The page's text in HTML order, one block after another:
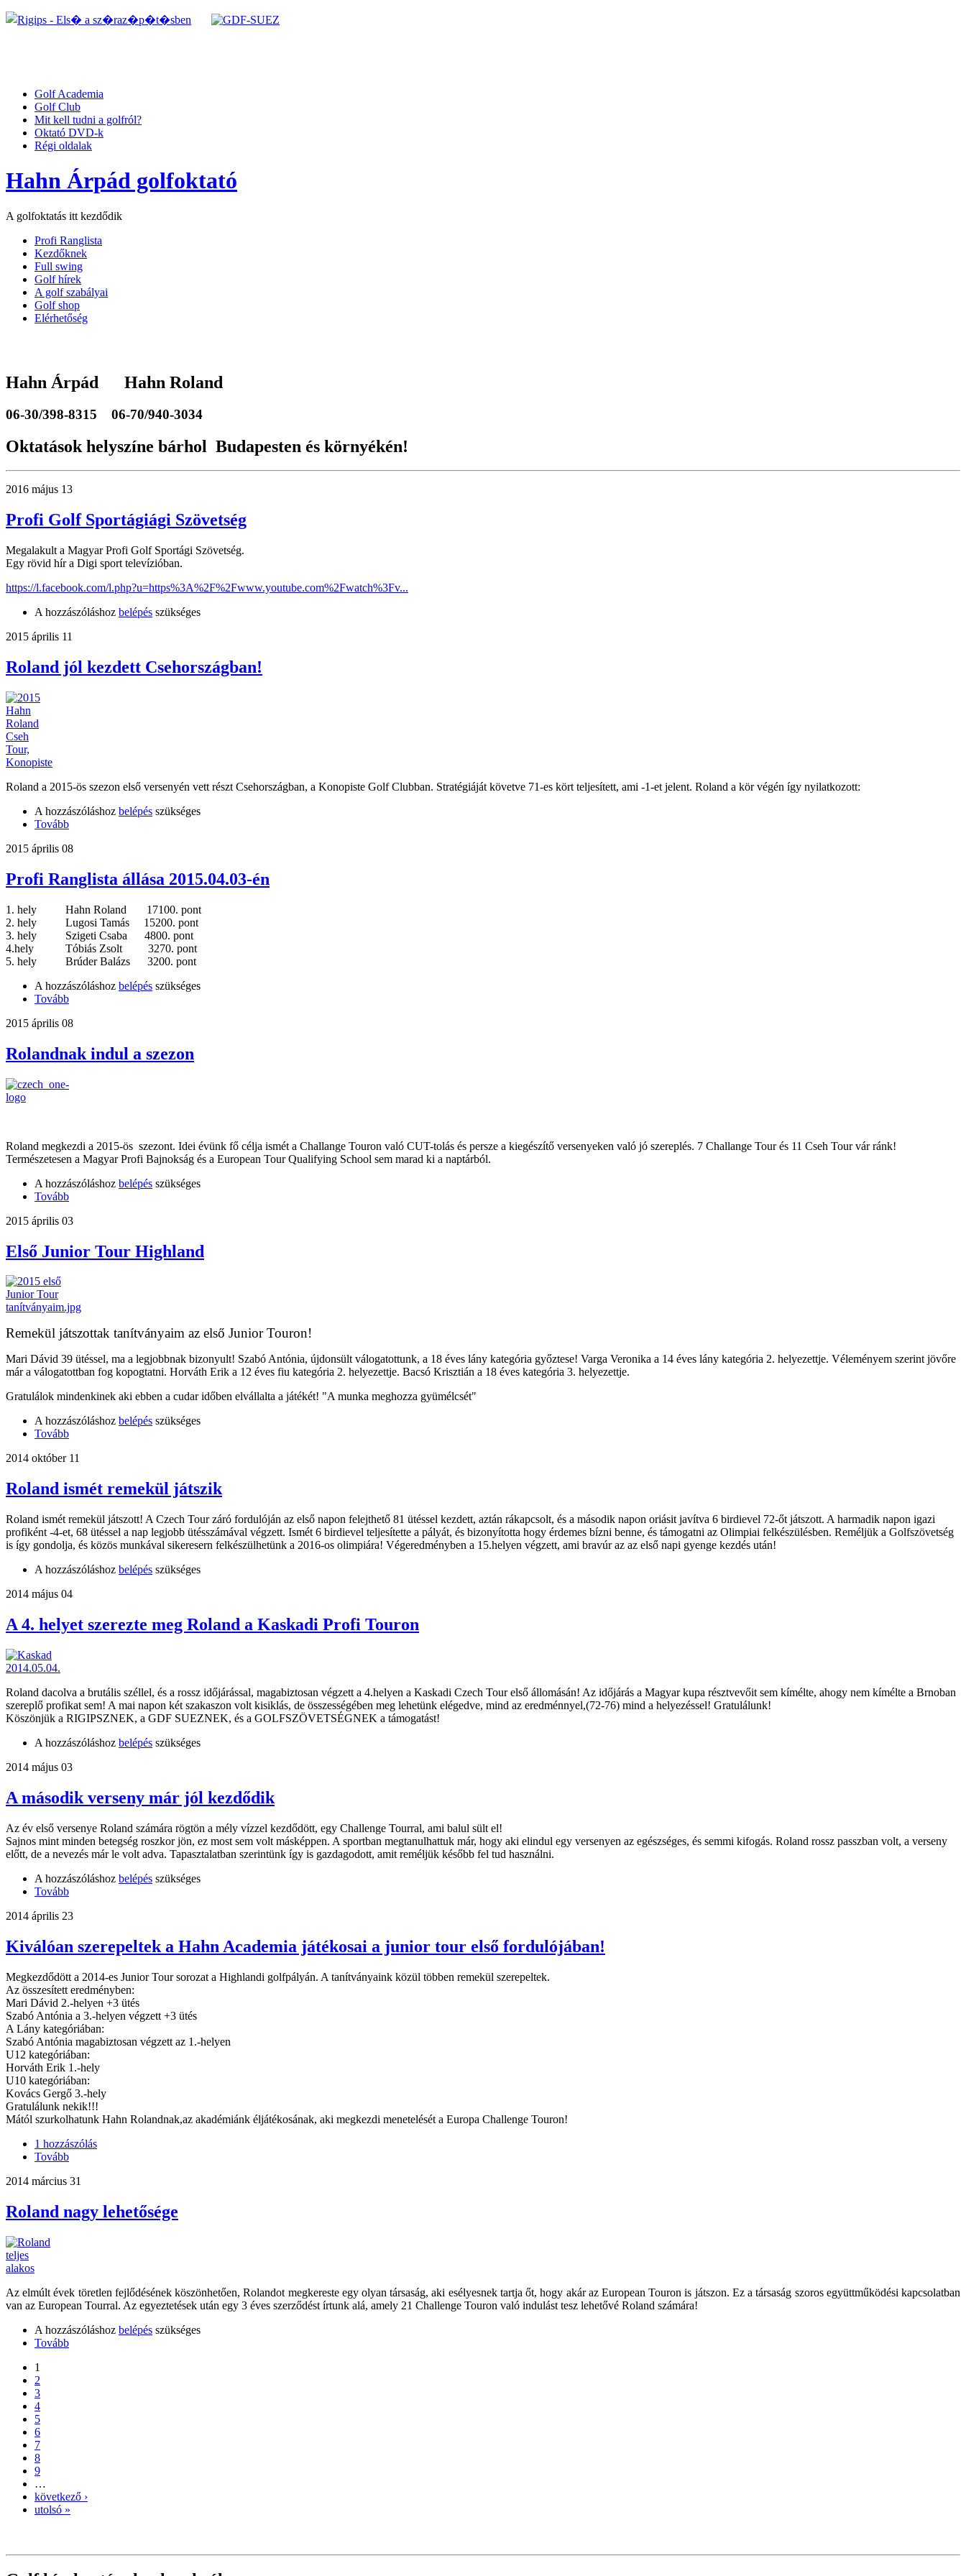
Golf Academia
Golf Club
Mit kell tudni a golfról?
Oktató DVD-k
Régi oldalak
Hahn Árpád golfoktató
A golfoktatás itt kezdődik
Profi Ranglista
Kezdőknek
Full swing
Golf hírek
A golf szabályai
Golf shop
Elérhetőség
Hahn Árpád Hahn Roland
06-30/398-8315 06-70/940-3034
Oktatások helyszíne bárhol Budapesten és környékén!
2016 május 13
Profi Golf Sportágiági Szövetség
Megalakult a Magyar Profi Golf Sportági Szövetség.
Egy rövid hír a Digi sport televízióban.
https://l.facebook.com/l.php?u=https%3A%2F%2Fwww.youtube.com%2Fwatch%3Fv...
A hozzászóláshoz belépés szükséges
2015 április 11
Roland jól kezdett Csehországban!
Roland a 2015-ös szezon első versenyén vett részt Csehországban, a Konopiste Golf Clubban. Stratégiáját követve 71-es kört teljesített, ami -1-et jelent. Roland a kör végén így nyilatkozott:
A hozzászóláshoz belépés szükséges
Tovább
2015 április 08
Profi Ranglista állása 2015.04.03-én
1. hely Hahn Roland 17100. pont
2. hely Lugosi Tamás 15200. pont
3. hely Szigeti Csaba 4800. pont
4.hely Tóbiás Zsolt 3270. pont
5. hely Brúder Balázs 3200. pont
A hozzászóláshoz belépés szükséges
Tovább
2015 április 08
Rolandnak indul a szezon
Roland megkezdi a 2015-ös szezont. Idei évünk fő célja ismét a Challange Touron való CUT-tolás és persze a kiegészítő versenyeken való jó szereplés. 7 Challange Tour és 11 Cseh Tour vár ránk!
Természetesen a Magyar Profi Bajnokság és a European Tour Qualifying School sem marad ki a naptárból.
A hozzászóláshoz belépés szükséges
Tovább
2015 április 03
Első Junior Tour Highland
Remekül játszottak tanítványaim az első Junior Touron!
Mari Dávid 39 ütéssel, ma a legjobbnak bizonyult! Szabó Antónia, újdonsült válogatottunk, a 18 éves lány kategória győztese! Varga Veronika a 14 éves lány kategória 2. helyezettje. Véleményem szerint jövőre
már a válogatottban fog kopogtatni. Horváth Erik a 12 éves fiu kategória 2. helyezettje. Bacsó Krisztián a 18 éves kategória 3. helyezettje.
Gratulálok mindenkinek aki ebben a cudar időben elvállalta a játékét! "A munka meghozza gyümélcsét"
A hozzászóláshoz belépés szükséges
Tovább
2014 október 11
Roland ismét remekül játszik
Roland ismét remekül játszott! A Czech Tour záró fordulóján az első napon felejthető 81 ütéssel kezdett, aztán rákapcsolt, és a második napon oriásit javítva 6 birdievel 72-őt játszott. A harmadik napon igazi
profiként -4-et, 68 ütéssel a nap legjobb ütésszámával végzett. Ismét 6 birdievel teljesítette a pályát, és bizonyította hogy érdemes bízni benne, és támogatni az Olimpiai felkészülésben. Reméljük a Golfszövetség
is így gondolja, és közös munkával sikeresern felkészülhetünk a 2016-os olimpiára! Végeredményben a 15.helyen végzett, ami bravúr az az első napi gyenge kezdés után!
A hozzászóláshoz belépés szükséges
2014 május 04
A 4. helyet szerezte meg Roland a Kaskadi Profi Touron
Roland dacolva a brutális széllel, és a rossz időjárással, magabiztosan végzett a 4.helyen a Kaskadi Czech Tour első állomásán! Az időjárás a Magyar kupa résztvevőit sem kímélte, ahogy nem kímélte a Brnoban
szereplő profikat sem! A mai napon két szakaszon volt kisiklás, de összességében meg lehetünk elégedve, mind az eredménnyel,(72-76) mind a helyezéssel! Gratulálunk!
Köszönjük a RIGIPSZNEK, a GDF SUEZNEK, és a GOLFSZÖVETSÉGNEK a támogatást!
A hozzászóláshoz belépés szükséges
2014 május 03
A második verseny már jól kezdődik
Az év első versenye Roland számára rögtön a mély vízzel kezdődött, egy Challenge Tourral, ami balul sült el!
Sajnos mint minden betegség roszkor jön, ez most sem volt másképpen. A sportban megtanulhattuk már, hogy aki elindul egy versenyen az egészséges, és semmi kifogás. Roland rossz passzban volt, a verseny
előtt, de a nevezés már le volt adva. Tapasztalatban szerintünk így is gazdagodott, amit reméljük később fel tud használni.
A hozzászóláshoz belépés szükséges
Tovább
2014 április 23
Kiválóan szerepeltek a Hahn Academia játékosai a junior tour első fordulójában!
Megkezdődött a 2014-es Junior Tour sorozat a Highlandi golfpályán. A tanítványaink közül többen remekül szerepeltek.
Az összesített eredményben:
Mari Dávid 2.-helyen +3 ütés
Szabó Antónia a 3.-helyen végzett +3 ütés
A Lány kategóriában:
Szabó Antónia magabiztosan végzett az 1.-helyen
U12 kategóriában:
Horváth Erik 1.-hely
U10 kategóriában:
Kovács Gergő 3.-hely
Gratulálunk nekik!!!
Mától szurkolhatunk Hahn Rolandnak,az akadémiánk éljátékosának, aki megkezdi menetelését a Europa Challenge Touron!
1 hozzászólás
Tovább
2014 március 31
Roland nagy lehetősége
Az elmúlt évek töretlen fejlődésének köszönhetően, Rolandot megkereste egy olyan társaság, aki esélyesnek tartja őt, hogy akár az European Touron is játszon. Ez a társaság szoros együttműködési kapcsolatban
van az European Tourral. Az egyeztetések után egy 3 éves szerződést írtunk alá, amely 21 Challenge Touron való indulást tesz lehetővé Roland számára!
A hozzászóláshoz belépés szükséges
Tovább
1
2
3
4
5
6
7
8
9
…
következő ›
utolsó »